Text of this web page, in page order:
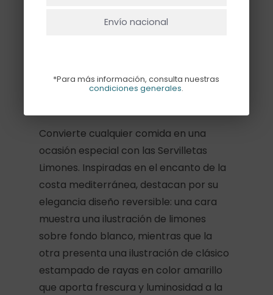
Convierte cualquier comida en una
ocasión especial con las Servilletas
Limones. Inspiradas en el encanto de la
costa mediterránea, destacan por su
elegancia diseño reversible: una cara
muestra una ilustración de limones
sobre fondo blanco, mientras que la
otra presenta una ilustración de clásico
estampado de rayas en color amarillo
que aporta frescura y luminosidad a la
Envío nacional
*Para más información, consulta nuestras
condiciones generales.